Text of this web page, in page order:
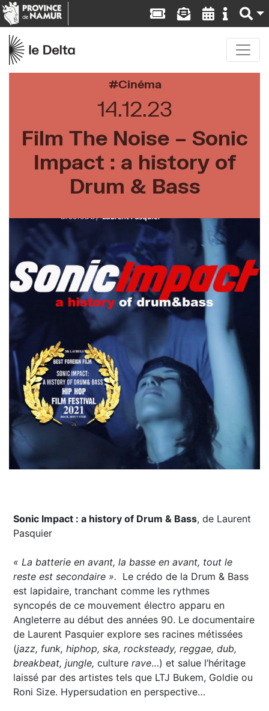
Cinéma
14.12.23
Film The Noise – Sonic
Impact : a history of
Drum & Bass
Sonic Impact : a history of Drum & Bass, de Laurent
Pasquier
« La batterie en avant, la basse en avant, tout le
reste est secondaire ». Le crédo de la Drum & Bass
est lapidaire, tranchant comme les rythmes
syncopés de ce mouvement électro apparu en
Angleterre au début des années 90. Le documentaire
de Laurent Pasquier explore ses racines métissées
(jazz, funk, hiphop, ska, rocksteady, reggae, dub,
breakbeat, jungle, culturerave…) et salue l’héritage
laissé par des artistes tels que LTJ Bukem, Goldie ou
Roni Size. Hypersudation en perspective…